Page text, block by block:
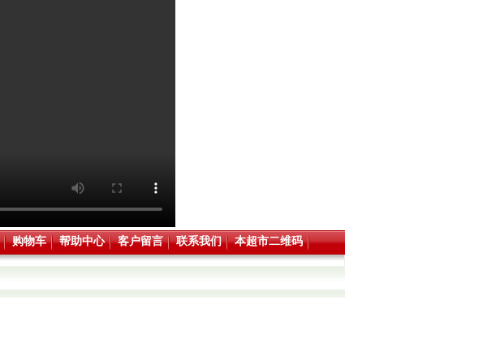
购物车 帮助中心 客户留言 联系我们 本超市二维码